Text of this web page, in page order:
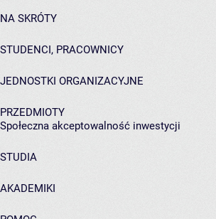
NA SKRÓTY
STUDENCI, PRACOWNICY
JEDNOSTKI ORGANIZACYJNE
PRZEDMIOTY
Społeczna akceptowalność inwestycji
STUDIA
AKADEMIKI